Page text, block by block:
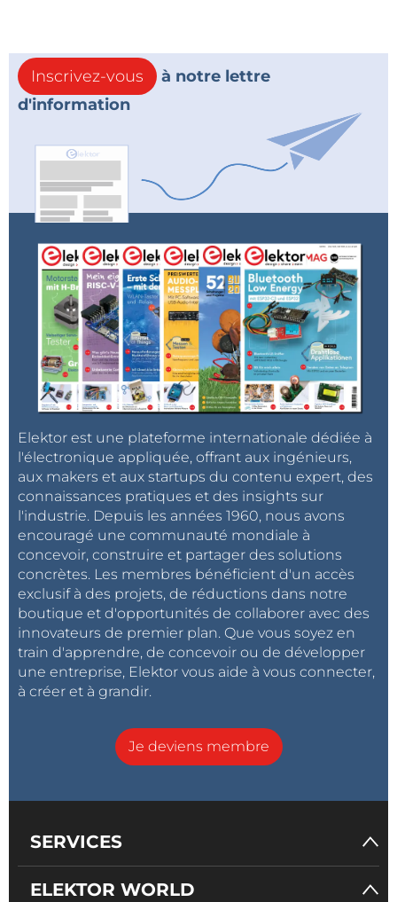
Inscrivez-vous
à notre lettre
d'information
Elektor est une plateforme internationale dédiée à
l'électronique appliquée, offrant aux ingénieurs,
aux makers et aux startups du contenu expert, des
connaissances pratiques et des insights sur
l'industrie. Depuis les années 1960, nous avons
encouragé une communauté mondiale à
concevoir, construire et partager des solutions
concrètes. Les membres bénéficient d'un accès
exclusif à des projets, de réductions dans notre
boutique et d'opportunités de collaborer avec des
innovateurs de premier plan. Que vous soyez en
train d'apprendre, de concevoir ou de développer
une entreprise, Elektor vous aide à vous connecter,
à créer et à grandir.
Je deviens membre
SERVICES
ELEKTOR WORLD